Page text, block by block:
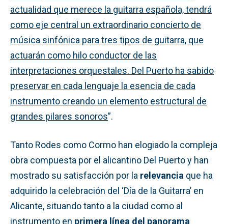
actualidad que merece la guitarra española, tendrá
como eje central un extraordinario concierto de
música sinfónica para tres tipos de guitarra, que
actuarán como hilo conductor de las
interpretaciones orquestales. Del Puerto ha sabido
preservar en cada lenguaje la esencia de cada
instrumento creando un elemento estructural de
grandes pilares sonoros”.
Tanto Rodes como Cormo han elogiado la compleja
obra compuesta por el alicantino Del Puerto y han
mostrado su satisfacción por la relevancia que ha
adquirido la celebración del ‘Día de la Guitarra’ en
Alicante, situando tanto a la ciudad como al
instrumento en primera línea del panorama